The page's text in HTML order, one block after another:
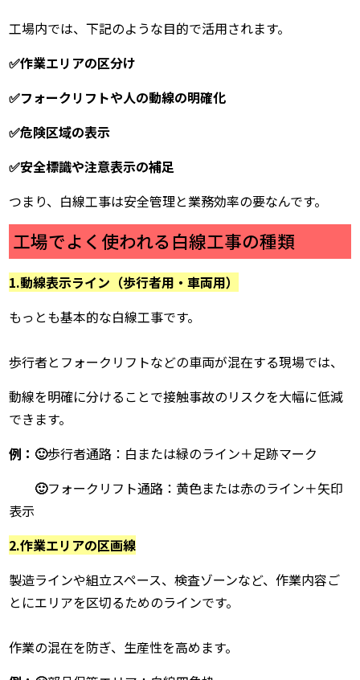
工場内では、下記のような目的で活用されます。
✅作業エリアの区分け
✅フォークリフトや人の動線の明確化
✅危険区域の表示
✅安全標識や注意表示の補足
つまり、白線工事は安全管理と業務効率の要なんです。
工場でよく使われる白線工事の種類
1.動線表示ライン（歩行者用・車両用）
もっとも基本的な白線工事です。
歩行者とフォークリフトなどの車両が混在する現場では、
動線を明確に分けることで接触事故のリスクを大幅に低減
できます。
例：🙂歩行者通路：白または緑のライン＋足跡マーク
🙂フォークリフト通路：黄色または赤のライン＋矢印
表示
2.作業エリアの区画線
製造ラインや組立スペース、検査ゾーンなど、作業内容ご
とにエリアを区切るためのラインです。
作業の混在を防ぎ、生産性を高めます。